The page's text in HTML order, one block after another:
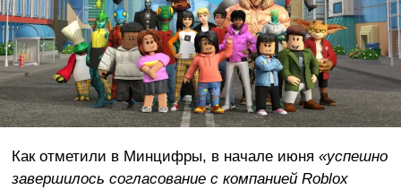
Как отметили в Минцифры, в начале июня «успешно
завершилось согласование с компанией Roblox